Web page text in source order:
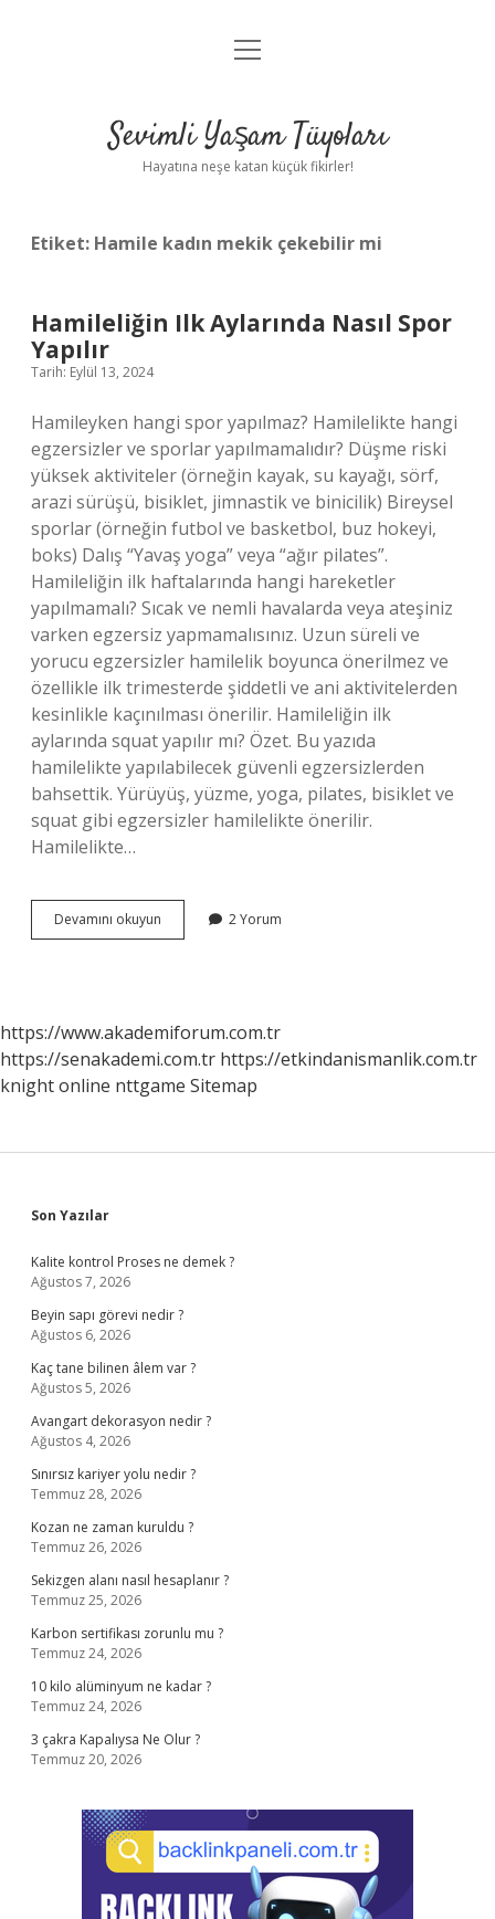
Anasayfa
Yasal Uyarı
menüyü
Sevimli Yaşam Tüyoları
Hayatına neşe katan küçük fikirler!
Etiket: Hamile kadın mekik çekebilir mi
Hamileliğin Ilk Aylarında Nasıl Spor
Yapılır
Tarih: Eylül 13, 2024
Hamileyken hangi spor yapılmaz? Hamilelikte hangi
egzersizler ve sporlar yapılmamalıdır? Düşme riski
yüksek aktiviteler (örneğin kayak, su kayağı, sörf,
arazi sürüşü, bisiklet, jimnastik ve binicilik) Bireysel
sporlar (örneğin futbol ve basketbol, ​​buz hokeyi,
boks) Dalış “Yavaş yoga” veya “ağır pilates”.
Hamileliğin ilk haftalarında hangi hareketler
yapılmamalı? Sıcak ve nemli havalarda veya ateşiniz
varken egzersiz yapmamalısınız. Uzun süreli ve
yorucu egzersizler hamilelik boyunca önerilmez ve
özellikle ilk trimesterde şiddetli ve ani aktivitelerden
kesinlikle kaçınılması önerilir. Hamileliğin ilk
aylarında squat yapılır mı? Özet. Bu yazıda
hamilelikte yapılabilecek güvenli egzersizlerden
bahsettik. Yürüyüş, yüzme, yoga, pilates, bisiklet ve
squat gibi egzersizler hamilelikte önerilir.
Hamilelikte…
Devamını okuyun Hamileliğin
Ilk
2 Yorum
https://www.akademiforum.com.tr
https://senakademi.com.tr https://etkindanismanlik.com.tr
knight online nttgame Sitemap
Sidebar
Son Yazılar
Kalite kontrol Proses ne demek ?
Ağustos 7, 2026
Beyin sapı görevi nedir ?
Ağustos 6, 2026
Kaç tane bilinen âlem var ?
Ağustos 5, 2026
Avangart dekorasyon nedir ?
Ağustos 4, 2026
Sınırsız kariyer yolu nedir ?
Temmuz 28, 2026
Kozan ne zaman kuruldu ?
Temmuz 26, 2026
Sekizgen alanı nasıl hesaplanır ?
Temmuz 25, 2026
Karbon sertifikası zorunlu mu ?
Temmuz 24, 2026
10 kilo alüminyum ne kadar ?
Temmuz 24, 2026
3 çakra Kapalıysa Ne Olur ?
Temmuz 20, 2026